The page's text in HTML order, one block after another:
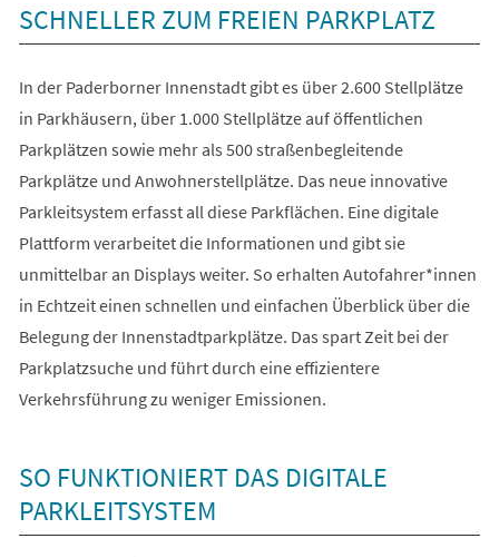
SCHNELLER ZUM FREIEN PARKPLATZ
In der Paderborner Innenstadt gibt es über 2.600 Stellplätze
in Parkhäusern, über 1.000 Stellplätze auf öffentlichen
Parkplätzen sowie mehr als 500 straßenbegleitende
Parkplätze und Anwohnerstellplätze. Das neue innovative
Parkleitsystem erfasst all diese Parkflächen. Eine digitale
Plattform verarbeitet die Informationen und gibt sie
unmittelbar an Displays weiter. So erhalten Autofahrer*innen
in Echtzeit einen schnellen und einfachen Überblick über die
Belegung der Innenstadtparkplätze. Das spart Zeit bei der
Parkplatzsuche und führt durch eine effizientere
Verkehrsführung zu weniger Emissionen.
SO FUNKTIONIERT DAS DIGITALE
PARKLEITSYSTEM